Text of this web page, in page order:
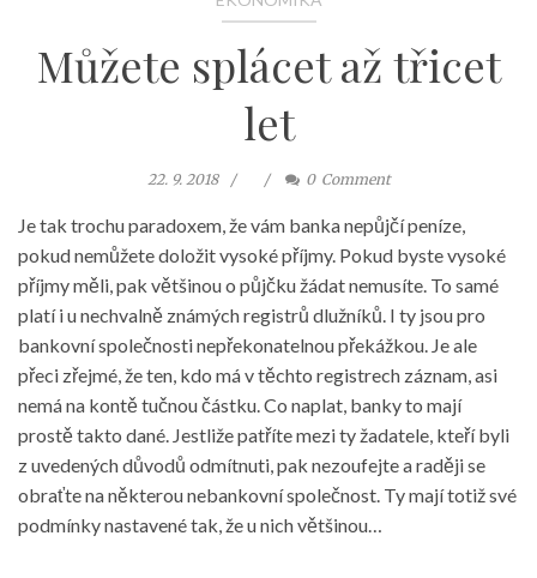
Můžete splácet až třicet
let
22. 9. 2018 0 Comment
Je tak trochu paradoxem, že vám banka nepůjčí peníze,
pokud nemůžete doložit vysoké příjmy. Pokud byste vysoké
příjmy měli, pak většinou o půjčku žádat nemusíte. To samé
platí i u nechvalně známých registrů dlužníků. I ty jsou pro
bankovní společnosti nepřekonatelnou překážkou. Je ale
přeci zřejmé, že ten, kdo má v těchto registrech záznam, asi
nemá na kontě tučnou částku. Co naplat, banky to mají
prostě takto dané. Jestliže patříte mezi ty žadatele, kteří byli
z uvedených důvodů odmítnuti, pak nezoufejte a raději se
obraťte na některou nebankovní společnost. Ty mají totiž své
podmínky nastavené tak, že u nich většinou…